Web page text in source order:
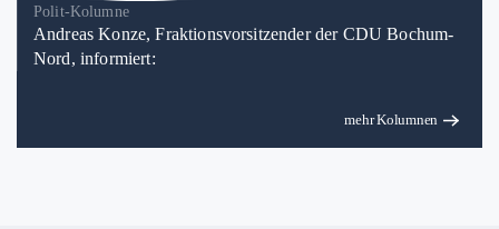
Polit-Kolumne
Andreas Konze, Fraktionsvorsitzender der CDU Bochum-
Nord, informiert:
mehr Kolumnen